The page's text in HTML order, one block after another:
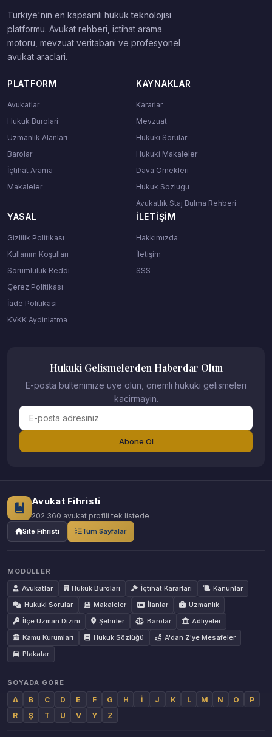
Turkiye'nin en kapsamli hukuk teknolojisi
platformu. Avukat rehberi, ictihat arama
motoru, mevzuat veritabani ve profesyonel
avukat araclari.
PLATFORM
Avukatlar
Hukuk Burolari
Uzmanlik Alanlari
Barolar
İçtihat Arama
Makaleler
KAYNAKLAR
Kararlar
Mevzuat
Hukuki Sorular
Hukuki Makaleler
Dava Ornekleri
Hukuk Sozlugu
Avukatlık Staj Bulma Rehberi
YASAL
Gizlilik Politikası
Kullanım Koşulları
Sorumluluk Reddi
Çerez Politikası
İade Politikası
KVKK Aydinlatma
İLETIŞIM
Hakkımızda
İletişim
SSS
Hukuki Gelismelerden Haberdar Olun
E-posta bultenimize uye olun, onemli hukuki gelismeleri
kacirmayin.
Abone Ol
Avukat Fihristi
202.360 avukat profili tek listede
Site Fihristi Tüm Sayfalar
MODÜLLER
Avukatlar
Hukuk Büroları İçtihat Kararları
Kanunlar
Hukuki Sorular
Makaleler İlanlar
Uzmanlık
İlçe Uzman Dizini
Şehirler Barolar
Adliyeler
Kamu Kurumları
Hukuk Sözlüğü
A'dan Z'ye Mesafeler
Plakalar
SOYADA GÖRE
A B C D E F G H İ J K L M N O
P
R
Ş T U V Y Z